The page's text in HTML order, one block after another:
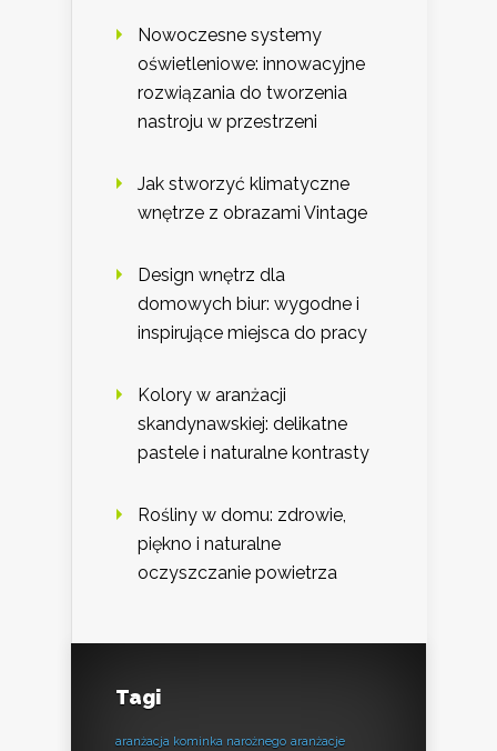
Nowoczesne systemy
oświetleniowe: innowacyjne
rozwiązania do tworzenia
nastroju w przestrzeni
Jak stworzyć klimatyczne
wnętrze z obrazami Vintage
Design wnętrz dla
domowych biur: wygodne i
inspirujące miejsca do pracy
Kolory w aranżacji
skandynawskiej: delikatne
pastele i naturalne kontrasty
Rośliny w domu: zdrowie,
piękno i naturalne
oczyszczanie powietrza
Tagi
aranżacja kominka narożnego aranżacje